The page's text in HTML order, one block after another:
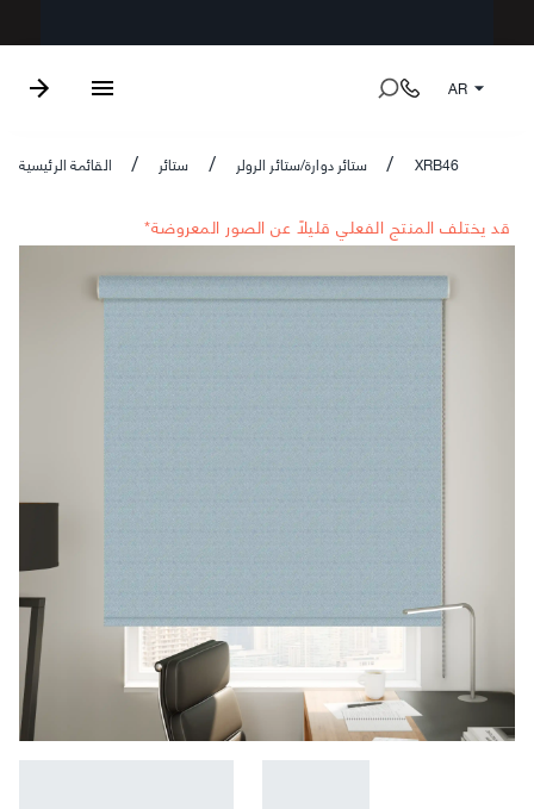
AR
القائمة الرئيسية / ستائر / ستائر دوارة/ستائر الرولر / XRB46
*قد يختلف المنتج الفعلي قليلاً عن الصور المعروضة